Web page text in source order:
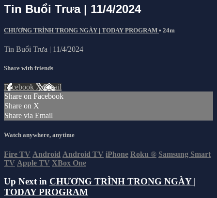
Tin Buổi Trưa | 11/4/2024
CHƯƠNG TRÌNH TRONG NGÀY | TODAY PROGRAM • 24m
Tin Buổi Trưa | 11/4/2024
Share with friends
Facebook XEmail
Share on Facebook
Share on X
Share via Email
Watch anywhere, anytime
Fire TV Android Android TV iPhone Roku ® Samsung Smart
TV Apple TV XBox One
Up Next in CHƯƠNG TRÌNH TRONG NGÀY |
TODAY PROGRAM